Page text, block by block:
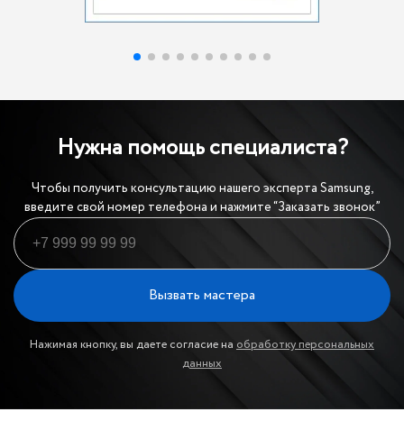
Нужна помощь специалиста?
Чтобы получить консультацию нашего эксперта Samsung,
введите свой номер телефона и нажмите “Заказать звонок”
Вызвать мастера
Нажимая кнопку, вы даете согласие на обработку персональных
данных